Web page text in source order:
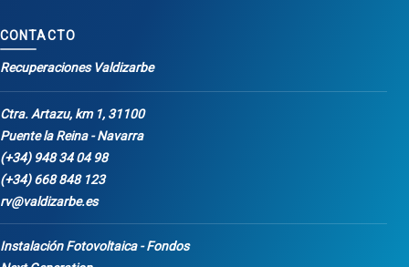
CONTACTO
Recuperaciones Valdizarbe
Ctra. Artazu, km 1, 31100
Puente la Reina - Navarra
(+34) 948 34 04 98
(+34) 668 848 123
rv@valdizarbe.es
Instalación Fotovoltaica - Fondos